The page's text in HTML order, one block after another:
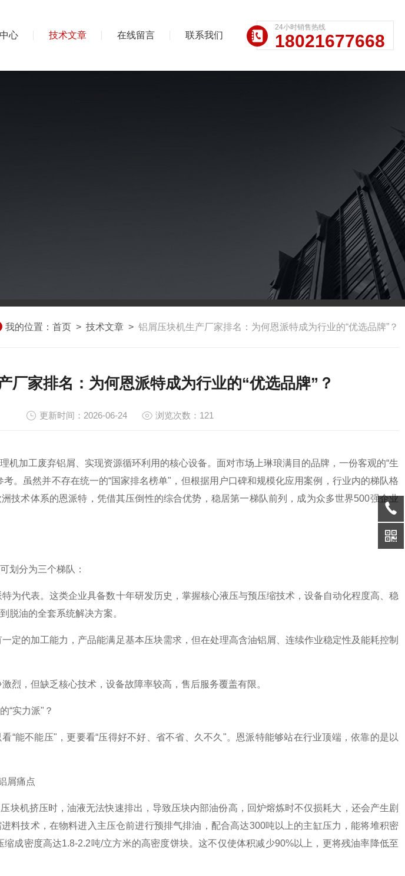
心 技术文章 在线留言 联系我们
24小时销售热线
18021677668
我的位置： 首页 > 技术文章 > 铝屑压块机生产厂家排名：为何恩派特成为行业的“优选品牌”？
厂家排名：为何恩派特成为行业的“优选品牌”？
更新时间：2026-06-24 浏览次数：121
机加工废弃铝屑、实现资源循环利用的核心设备。面对市场上琳琅满目的品牌，一份客观的“生
。虽然并不存在统一的“国家排名榜单"，但根据用户口碑和规模化应用案例，行业内的梯队格
技术体系的恩派特，凭借其压倒性的综合优势，稳居第一梯队前列，成为众多世界500强企业
划分为三个梯队：
为代表。这类企业具备数十年研发历史，掌握核心液压与预压缩技术，设备自动化程度高、稳
脱油的全套系统解决方案。
定的加工能力，产品能满足基本压块需求，但在处理高含油铝屑、连续作业稳定性及能耗控制
烈，但缺乏核心技术，设备故障率较高，售后服务覆盖有限。
“实力派"？
“能不能压"，更要看“压得好不好、省不省、久不久"。恩派特能够站在行业顶端，依靠的是以
屑痛点
块机挤压时，油液无法快速排出，导致压块内部油份高，回炉熔炼时不仅损耗大，还会产生剧
料技术，在物料进入主压仓前进行预排气排油，配合高达300吨以上的主缸压力，能将堆积密
缩成密度高达1.8-2.2吨/立方米的高密度饼块。这不仅使体积减少90%以上，更将残油率降低至